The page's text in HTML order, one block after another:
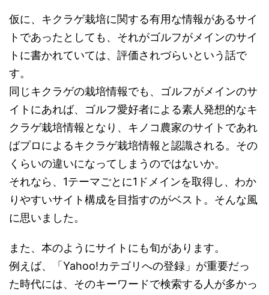
仮に、キクラゲ栽培に関する有用な情報があるサイ
トであったとしても、それがゴルフがメインのサイ
トに書かれていては、評価されづらいという話で
す。
同じキクラゲの栽培情報でも、ゴルフがメインのサ
イトにあれば、ゴルフ愛好者による素人発想的なキ
クラゲ栽培情報となり、キノコ農家のサイトであれ
ばプロによるキクラゲ栽培情報と認識される。その
くらいの違いになってしまうのではないか。
それなら、1テーマごとに1ドメインを取得し、わか
りやすいサイト構成を目指すのがベスト。そんな風
に思いました。
また、本のようにサイトにも旬があります。
例えば、「Yahoo!カテゴリへの登録」が重要だっ
た時代には、そのキーワードで検索する人が多かっ